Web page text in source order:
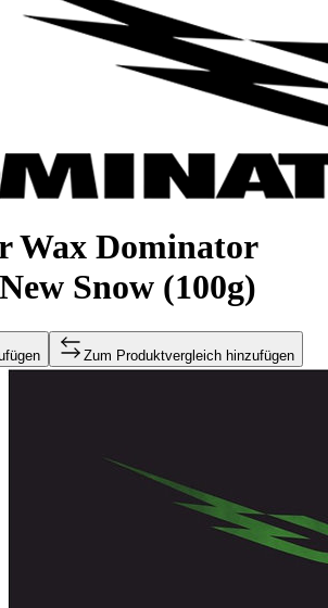
Wax Dominator
Snow (100g)
Zum Produktvergleich hinzufügen